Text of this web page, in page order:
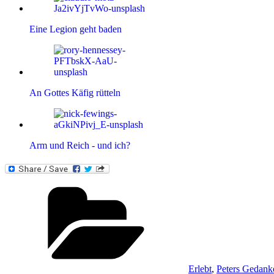
Eine Legion geht baden
An Gottes Käfig rütteln
Arm und Reich - und ich?
Erlebt, Peters